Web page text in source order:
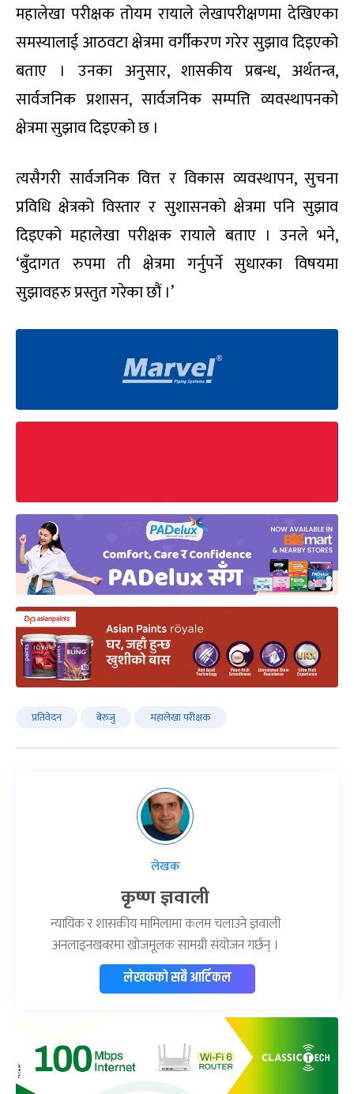
महालेखा परीक्षक तोयम रायाले लेखापरीक्षणमा देखिएका
समस्यालाई आठवटा क्षेत्रमा वर्गीकरण गरेर सुझाव दिइएको
बताए । उनका अनुसार, शासकीय प्रबन्ध, अर्थतन्त्र,
सार्वजनिक प्रशासन, सार्वजनिक सम्पत्ति व्यवस्थापनको
क्षेत्रमा सुझाव दिइएको छ ।
त्यसैगरी सार्वजनिक वित्त र विकास व्यवस्थापन, सुचना
प्रविधि क्षेत्रको विस्तार र सुशासनको क्षेत्रमा पनि सुझाव
दिइएको महालेखा परीक्षक रायाले बताए । उनले भने,
‘बुँदागत रुपमा ती क्षेत्रमा गर्नुपर्ने सुधारका विषयमा
सुझावहरु प्रस्तुत गरेका छौं ।’
प्रतिवेदन बेरुजु महालेखा परीक्षक
लेखक
कृष्ण ज्ञवाली
न्यायिक र शासकीय मामिलामा कलम चलाउने ज्ञवाली
अनलाइनखबरमा खोजमूलक सामग्री संयोजन गर्छन् ।
लेखकको सबै आर्टिकल